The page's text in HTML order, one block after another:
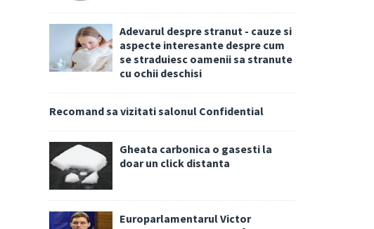
Adevarul despre stranut - cauze si
aspecte interesante despre cum
se straduiesc oamenii sa stranute
cu ochii deschisi
Recomand sa vizitati salonul Confidential
Gheata carbonica o gasesti la
doar un click distanta
Europarlamentarul Victor